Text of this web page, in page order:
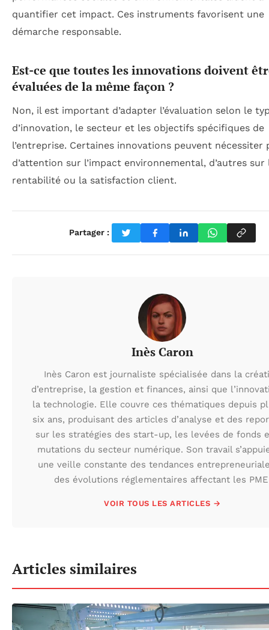
quantifier cet impact. Ces instruments favorisent une
démarche responsable.
Est-ce que toutes les innovations doivent
évaluées de la même façon ?
Non, il est important d’adapter l’évaluation selon le
d’innovation, le secteur et les objectifs spécifiques de
l’entreprise. Certaines innovations peuvent nécessiter
d’attention sur l’impact environnemental, d’autres sur
rentabilité ou la satisfaction client.
Partager :
Inès Caron
Inès Caron est journaliste spécialisée dans la
d’entreprise, la gestion et finances, ainsi que
la technologie. Elle couvre ces thématiques depuis
six ans, produisant des articles d’analyse et des
sur les stratégies des start-up, les levées de fonds
mutations du secteur numérique. Son travail
une veille constante des tendances
des évolutions réglementaires affectant les
VOIR TOUS LES ARTICLES →
Articles similaires